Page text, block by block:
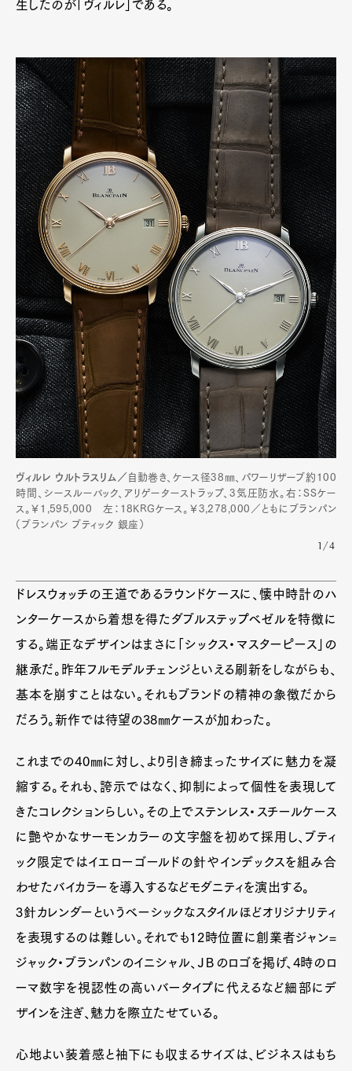
生したのが「ヴィルレ」である。
ヴィルレ ウルトラスリム／ 自動巻き、ケース径38㎜、パワーリザーブ約100
時間、シースルーバック、アリゲーターストラップ、3気圧防水。右：SSケー
ス。￥1,595,000 左：18KRGケース。￥3,278,000／ともにブランパン
（ブランパン ブティック 銀座）
1/4
ドレスウォッチの王道であるラウンドケースに、懐中時計のハ
ンターケースから着想を得たダブルステップベゼルを特徴に
する。端正なデザインはまさに「シックス・マスターピース」の
継承だ。昨年フルモデルチェンジといえる刷新をしながらも、
基本を崩すことはない。それもブランドの精神の象徴だから
だろう。新作では待望の38㎜ケースが加わった。
これまでの40㎜に対し、より引き締まったサイズに魅力を凝
縮する。それも、誇示ではなく、抑制によって個性を表現して
きたコレクションらしい。その上でステンレス・スチールケース
に艶やかなサーモンカラーの文字盤を初めて採用し、ブティ
ック限定ではイエローゴールドの針やインデックスを組み合
わせたバイカラーを導入するなどモダニティを演出する。
3針カレンダーというベーシックなスタイルほどオリジナリティ
を表現するのは難しい。それでも12時位置に創業者ジャン=
ジャック・ブランパンのイニシャル、ＪＢのロゴを掲げ、4時のロ
ーマ数字を視認性の高いバータイプに代えるなど細部にデ
ザインを注ぎ、魅力を際立たせている。
心地よい装着感と袖下にも収まるサイズは、ビジネスはもち